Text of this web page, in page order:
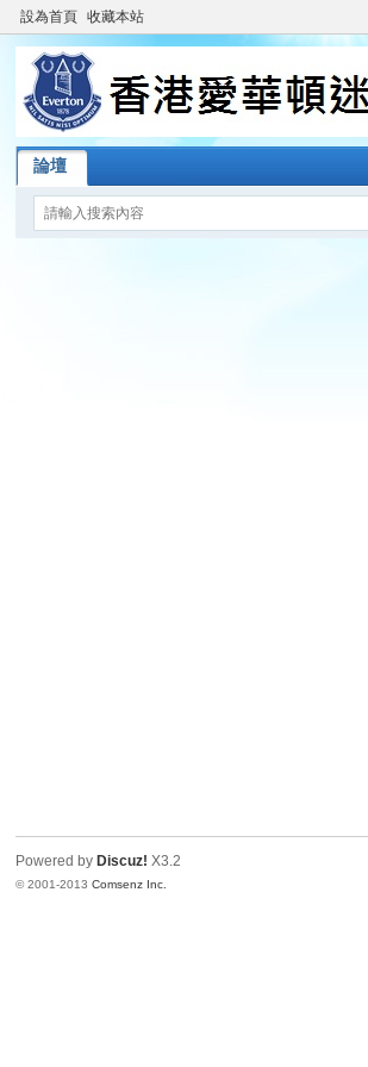
設為首頁 收藏本站
論壇
Powered by Discuz! X3.2
© 2001-2013Comsenz Inc.